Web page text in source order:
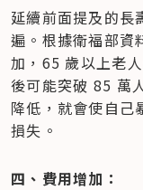
延續前面提及的長
遍。根據衛福部資
加，65 歲以上老
後可能突破 85 萬
降低，就會使自己
損失。
四、費用增加：